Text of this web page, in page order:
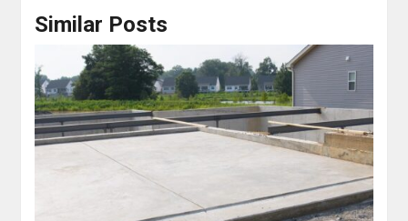
Similar Posts